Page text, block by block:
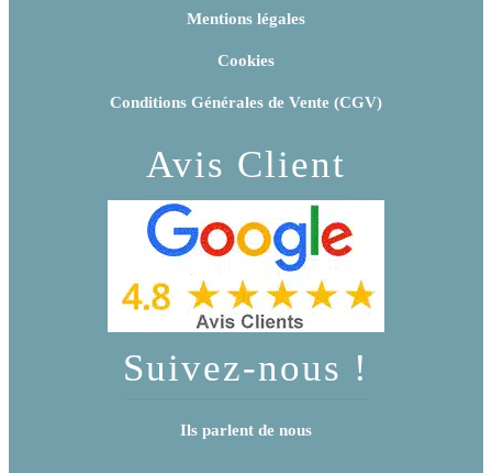
Mentions légales
Cookies
Conditions Générales de Vente (CGV)
Avis Client
Suivez-nous !
Ils parlent de nous